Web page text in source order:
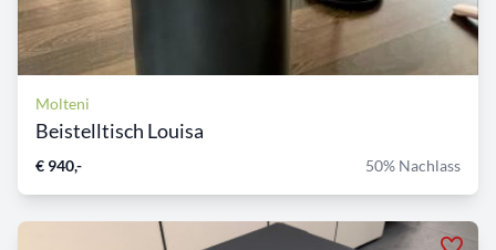
Molteni
Beistelltisch Louisa
€ 940,- 50% Nachlass